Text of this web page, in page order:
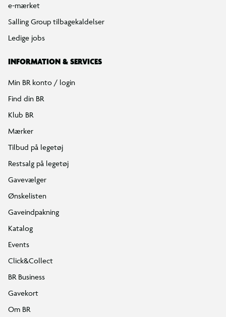
e-mærket
Salling Group tilbagekaldelser
Ledige jobs
INFORMATION & SERVICES
Min BR konto / login
Find din BR
Klub BR
Mærker
Tilbud på legetøj
Restsalg på legetøj
Gavevælger
Ønskelisten
Gaveindpakning
Katalog
Events
Click&Collect
BR Business
Gavekort
Om BR